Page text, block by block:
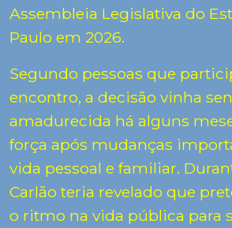
Assembleia Legislativa do
Paulo em 2026.
Segundo pessoas que
encontro, a decisão vinha
amadurecida há alguns
força após mudanças
vida pessoal e familiar.
Carlão teria revelado que
o ritmo na vida pública para